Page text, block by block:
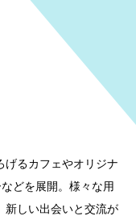
げるカフェやオリジナ
どを展開。様々な用
新しい出会いと交流が